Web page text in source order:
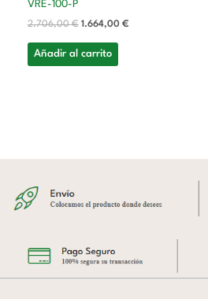
VRE-100-P
2.706,00€ 1.664,00 €
Añadir al carrito